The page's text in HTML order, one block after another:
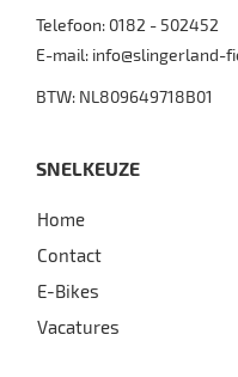
Telefoon: 0182 - 502452
E-mail: info@slingerland-
BTW: NL809649718B01
SNELKEUZE
Home
Contact
E-Bikes
Vacatures